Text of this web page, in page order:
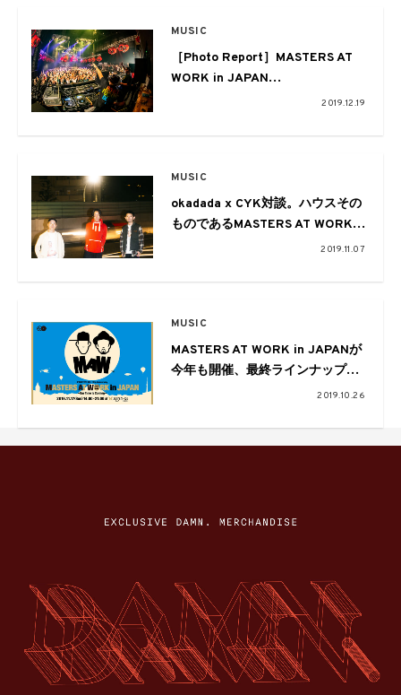
MUSIC
［Photo Report］MASTERS AT
WORK in JAPAN
2019.12.19
MUSIC
okadada x CYK対談。ハウスその
ものであるMASTERS AT WORKの
魅力からシーンの変遷まで2019.11.07
MUSIC
MASTERS AT WORK in JAPANが
今年も開催、最終ラインナップが
2019.10.26